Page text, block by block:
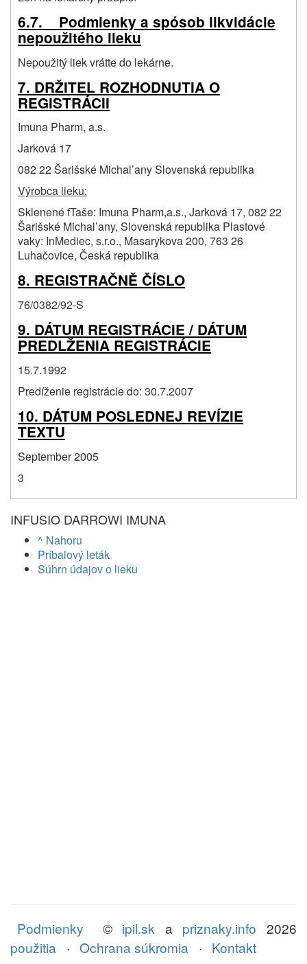
6.7. Podmienky a spósob likvidácie
nepoužitého lieku
Nepoužitý liek vrátte do lekárne.
7. DRŽITEL ROZHODNUTIA O
REGISTRÁCII
Imuna Pharm, a.s.
Jarková 17
082 22 Šarišské Michal’any Slovenská republika
Výrobca lieku:
Sklenené fTaše: Imuna Pharm,a.s., Jarková 17, 082 22
Šarišské Michal’any, Slovenská republika Plastové
vaky: InMediec, s.r.o., Masarykova 200, 763 26
Luhačovice, Česká republika
8. REGISTRAČNĚ ČÍSLO
76/0382/92-S
9. DÁTUM REGISTRÁCIE / DÁTUM
PREDLŽENIA REGISTRÁCIE
15.7.1992
Predíženie registrácie do: 30.7.2007
10. DÁTUM POSLEDNEJ REVÍZIE
TEXTU
September 2005
3
INFUSIO DARROWI IMUNA
^ Nahoru
Príbalový leták
Súhrn údajov o lieku
© ipil.sk a priznaky.info 2026
Podmienky
použitia · Ochrana súkromia · Kontakt